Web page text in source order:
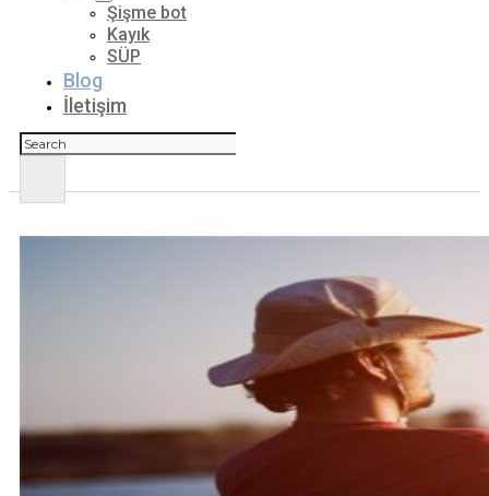
Şişme bot
Kayık
SÜP
Blog
İletişim
Ara